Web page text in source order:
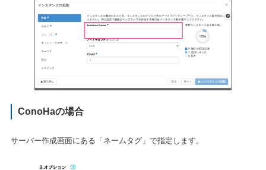
ConoHaの場合
サーバー作成画面にある「ネームタグ」で指定します。